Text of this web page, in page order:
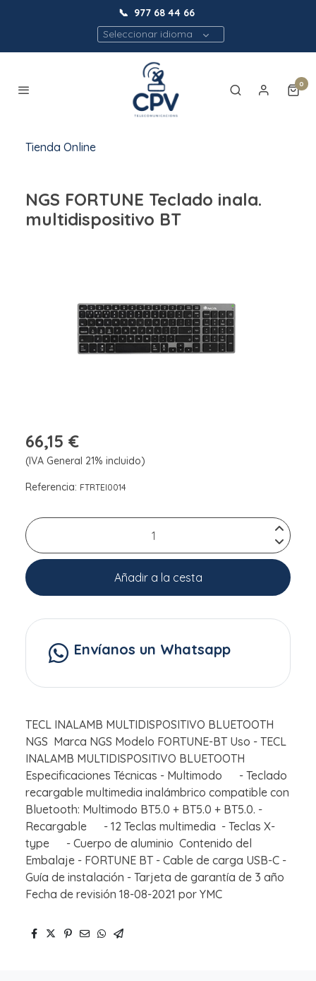
📞 977 68 44 66
Seleccionar idioma
0
Tienda Online
NGS FORTUNE Teclado inala.
multidispositivo BT
66,15 €
(IVA General 21% incluido)
Referencia: FTRTEI0014
Añadir a la cesta
Envíanos un Whatsapp
TECL INALAMB MULTIDISPOSITIVO BLUETOOTH
NGS Marca NGS Modelo FORTUNE-BT Uso - TECL
INALAMB MULTIDISPOSITIVO BLUETOOTH
Especificaciones Técnicas - Multimodo - Teclado
recargable multimedia inalámbrico compatible con
Bluetooth: Multimodo BT5.0 + BT5.0 + BT5.0. -
Recargable - 12 Teclas multimedia - Teclas X-
type - Cuerpo de aluminio Contenido del
Embalaje - FORTUNE BT - Cable de carga USB-C -
Guía de instalación - Tarjeta de garantía de 3 año
Fecha de revisión 18-08-2021 por YMC